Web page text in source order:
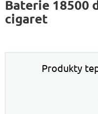
Baterie 18500
cigaret
Produkty